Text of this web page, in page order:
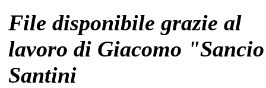
File disponibile grazie al
lavoro di Giacomo
Santini